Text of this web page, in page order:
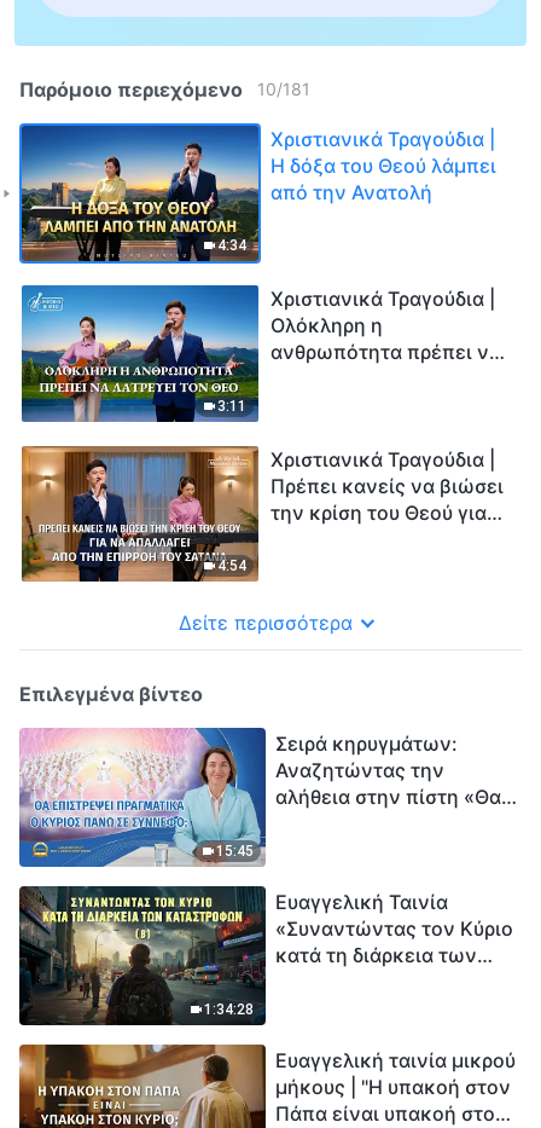
Παρόμοιο περιεχόμενο 10/181
4:34
Χριστιανικά Τραγούδια |
Η δόξα του Θεού λάμπει
από την Ανατολή
3:11
Χριστιανικά Τραγούδια |
Ολόκληρη η
ανθρωπότητα πρέπει να
4:54
Χριστιανικά Τραγούδια |
Πρέπει κανείς να βιώσει
την κρίση του Θεού για
Δείτε περισσότερα
Επιλεγμένα βίντεο
15:45
Σειρά κηρυγμάτων:
Αναζητώντας την
αλήθεια στην πίστη «Θα
1:34:28
Ευαγγελική Ταινία
«Συναντώντας τον Κύριο
κατά τη διάρκεια των
εξαφάνισης». Οι
καταστροφές χτυπούν.
Ξεκινά η αντίστροφη
Ευαγγελική ταινία μικρού
μήκους | "Η υπακοή στον
Πάπα είναι υπακοή στον